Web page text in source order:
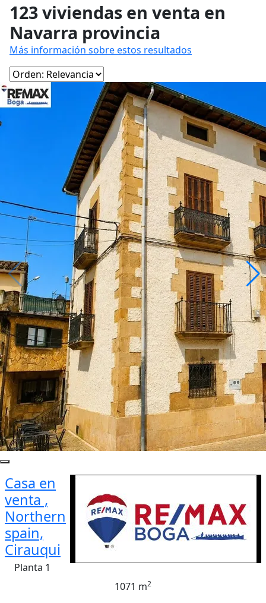
123 viviendas en venta en
Navarra provincia
Más información sobre estos resultados
Casa en
venta ,
Northern
spain,
Cirauqui
Planta 1
1071 m2